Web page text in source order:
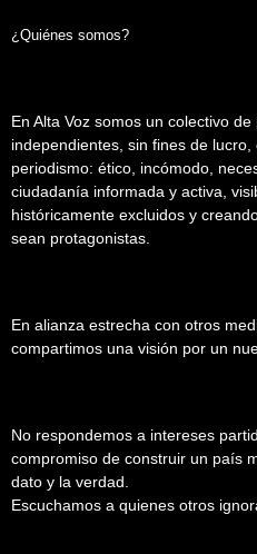
¿Quiénes somos?
En Alta Voz somos un colectivo
independientes, sin fines de
periodismo: ético, incómodo,
ciudadanía informada y activa,
históricamente excluidos y
sean protagonistas.
En alianza estrecha con otros
compartimos una visión por un
No respondemos a intereses
compromiso de construir un país
dato y la verdad.
Escuchamos a quienes otros